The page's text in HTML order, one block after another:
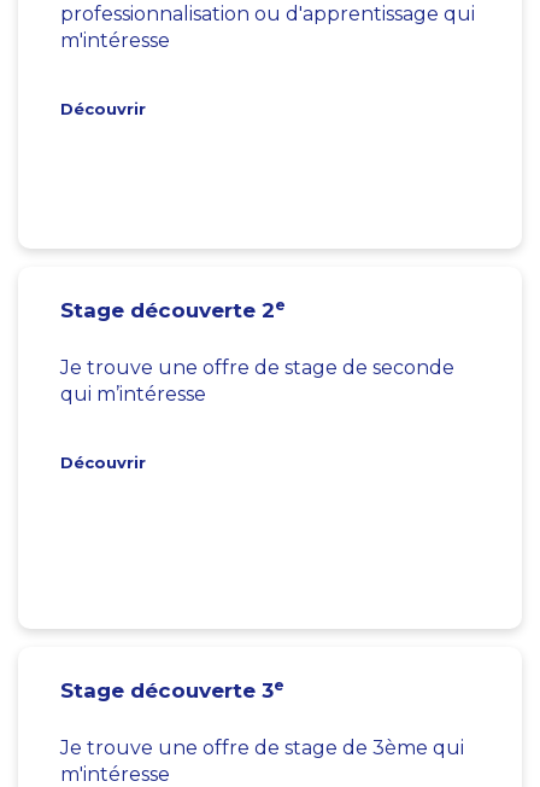
professionnalisation ou d'apprentissage qui
m'intéresse
Découvrir
Stage découverte 2e
Je trouve une offre de stage de seconde
qui m’intéresse
Découvrir
Stage découverte 3e
Je trouve une offre de stage de 3ème qui
m'intéresse